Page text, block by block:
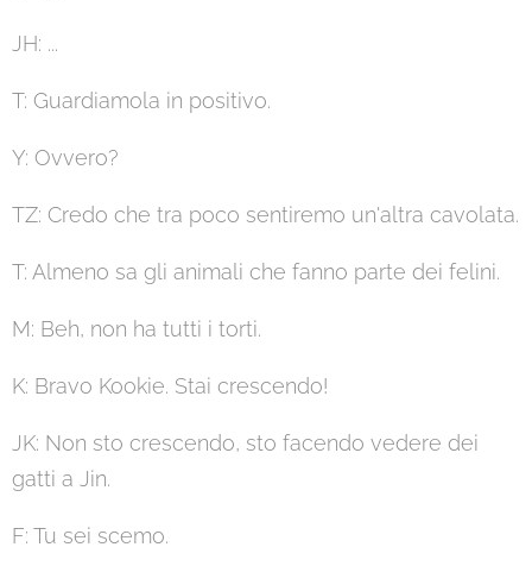
JH: ...
T: Guardiamola in positivo.
Y: Ovvero?
TZ: Credo che tra poco sentiremo un'altra cavolata.
T: Almeno sa gli animali che fanno parte dei felini.
M: Beh, non ha tutti i torti.
K: Bravo Kookie. Stai crescendo!
JK: Non sto crescendo, sto facendo vedere dei
gatti a Jin.
F: Tu sei scemo.